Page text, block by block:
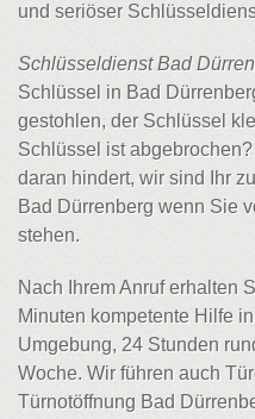
und seriöser
Schlüsseldienst Bad
Schlüssel in Bad
gestohlen, der Schlüssel
Schlüssel ist
daran hindert, wir sind Ihr
Bad Dürrenberg wenn Sie
stehen.
Nach Ihrem Anruf erhalten
Minuten kompetente Hilfe
Umgebung, 24 Stunden
Woche. Wir führen auch
Türnotöffnung Bad